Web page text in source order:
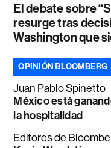
El debate sobre
resurge tras
Washington que
OPINIÓN BLOOMBERG
Juan Pablo Spinetto
México está
la hospitalidad
Editores de